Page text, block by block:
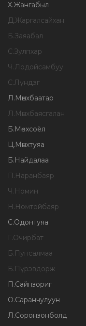
Х.Жангабыл
Д.Жаргалсайхан
Б.Заяабал
С.Зулпхар
Ч.Лодойсамбуу
С.Лүндэг
Л.Мөнхбаатар
Л.Мөнхбаясгалан
Б.Мөнхсоёл
Ц.Мөнхтуяа
Б.Найдалаа
П.Наранбаяр
Ч.Номин
Н.Номтойбаяр
С.Одонтуяа
Г.Очирбат
Б.Пунсалмаа
Б.Пүрэвдорж
П.Сайнзориг
О.Саранчулуун
Л.Соронзонболд